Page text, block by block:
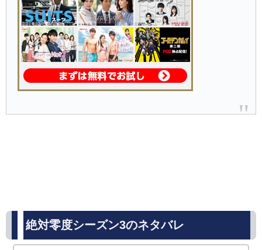
絶対零度シーズン3のネタバレ